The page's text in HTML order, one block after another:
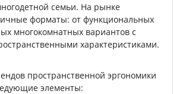
семьи. На рынке
форматы: от функциональных
многокомнатных вариантов с
характеристиками.
пространственной эргономики
элементы: